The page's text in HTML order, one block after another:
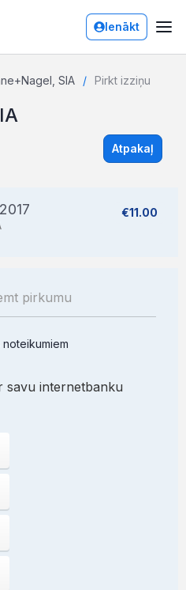
Ienākt
SIA Pirkt izziņu
Atpakaļ
€11.00
savu internetbanku